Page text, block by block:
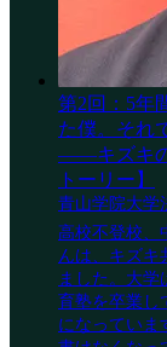
第2回：5年
た僕。それ
——キズキの
トーリー】
青山学院大学
高校不登校、
んは、キズキ
ました。大学
育塾を卒業し
になっていま